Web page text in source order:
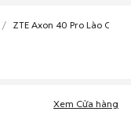
ZTE Axon 40 Pro Lào Cai
Xem Cửa hàng